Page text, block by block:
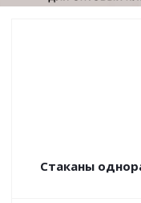
Стаканы